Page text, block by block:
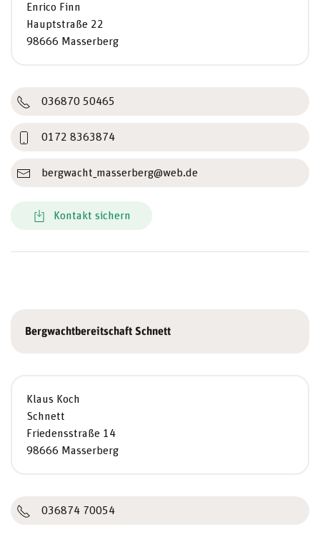
Enrico Finn
Hauptstraße 22
98666 Masserberg
036870 50465
0172 8363874
bergwacht_masserberg@web.de
Kontakt sichern
Bergwachtbereitschaft Schnett
Klaus Koch
Schnett
Friedensstraße 14
98666 Masserberg
036874 70054